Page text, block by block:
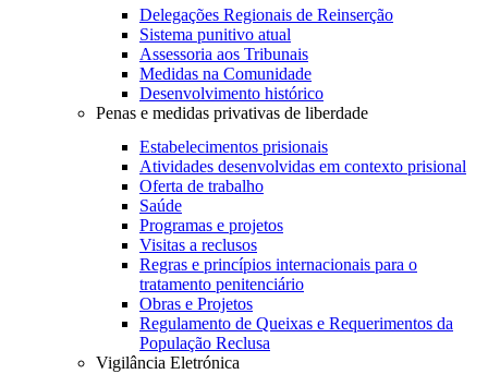
Delegações Regionais de Reinserção
Sistema punitivo atual
Assessoria aos Tribunais
Medidas na Comunidade
Desenvolvimento histórico
Penas e medidas privativas de liberdade
Estabelecimentos prisionais
Atividades desenvolvidas em contexto prisional
Oferta de trabalho
Saúde
Programas e projetos
Visitas a reclusos
Regras e princípios internacionais para o
tratamento penitenciário
Obras e Projetos
Regulamento de Queixas e Requerimentos da
População Reclusa
Vigilância Eletrónica